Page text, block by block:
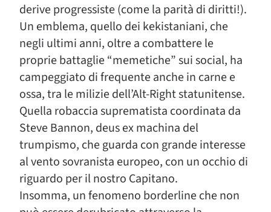
derive progressiste (come la parità di diritti!).
Un emblema, quello dei kekistaniani, che
negli ultimi anni, oltre a combattere le
proprie battaglie “memetiche” sui social, ha
campeggiato di frequente anche in carne e
ossa, tra le milizie dell’Alt-Right statunitense.
Quella robaccia suprematista coordinata da
Steve Bannon, deus ex machina del
trumpismo, che guarda con grande interesse
al vento sovranista europeo, con un occhio di
riguardo per il nostro Capitano.
Insomma, un fenomeno borderline che non